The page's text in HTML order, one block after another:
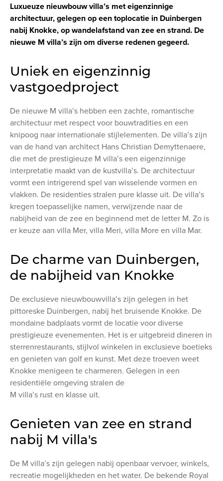
Luxueuze nieuwbouw villa’s met eigenzinnige
architectuur, gelegen op een toplocatie in Duinbergen
nabij Knokke, op wandelafstand van zee en strand. De
nieuwe M villa’s zijn om diverse redenen gegeerd.
Uniek en eigenzinnig
vastgoedproject
De nieuwe M villa’s hebben een zachte, romantische
architectuur met respect voor bouwtradities en een
knipoog naar internationale stijlelementen. De villa’s zijn
van de hand van architect Hans Christian Demyttenaere,
die met de prestigieuze M villa’s een eigenzinnige
interpretatie maakt van de kustvilla’s. De architectuur
vormt een intrigerend spel van wisselende vormen en
vlakken. De residenties stralen pure klasse uit. De villa’s
kregen toepasselijke namen, verwijzende naar de
nabijheid van de zee en beginnend met de letter M. Zo is
er keuze aan villa Mer, villa Meri, villa More en villa Mar.
De charme van Duinbergen,
de nabijheid van Knokke
De exclusieve nieuwbouwvilla’s zijn gelegen in het
pittoreske Duinbergen, nabij het bruisende Knokke. De
mondaine badplaats vormt de locatie voor diverse
prestigieuze evenementen. Het is er uitgebreid dineren in
sterrenrestaurants, stijlvol winkelen in exclusieve boetieks
en genieten van golf en kunst. Met deze troeven weet
Knokke menigeen te charmeren. Gelegen in een
residentiële omgeving stralen de
M villa’s rust en klasse uit.
Genieten van zee en strand
nabij M villa's
De M villa’s zijn gelegen nabij openbaar vervoer, winkels,
recreatie mogelijkheden en het water. De bekende Royal